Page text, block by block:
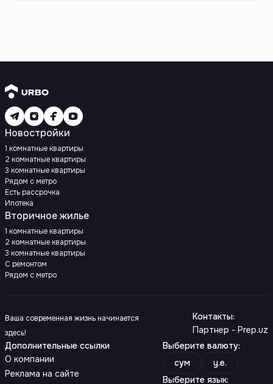
Новостройки
1 комнатные квартиры
2 комнатные квартиры
3 комнатные квартиры
Рядом с метро
Есть рассрочка
Ипотека
Вторичное жилье
1 комнатные квартиры
2 комнатные квартиры
3 комнатные квартиры
С ремонтом
Рядом с метро
Ваша современная жизнь начинается
здесь!
Контакты:
Партнер - Prep.uz
Дополнительные ссылки
О компании
Реклама на сайте
Выберите валюту:
сум
y.e.
Выберите язык: